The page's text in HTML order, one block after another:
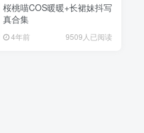
桜桃喵COS暖暖+长裙妹抖写
真合集
4年前 9509人已阅读